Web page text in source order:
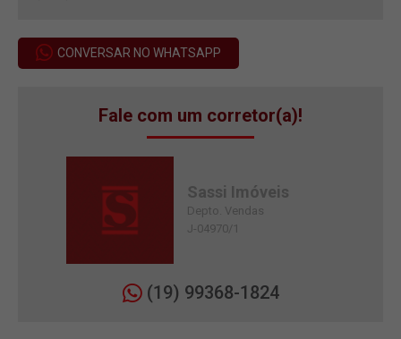
CONVERSAR NO WHATSAPP
Fale com um corretor(a)!
Sassi Imóveis
Depto. Vendas
J-04970/1
(19) 99368-1824